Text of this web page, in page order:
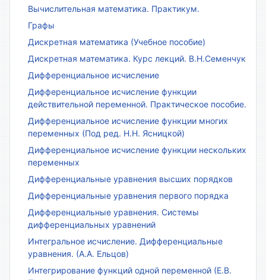
Вычислительная математика. Практикум.
Графы
Дискретная математика (Учебное пособие)
Дискретная математика. Курс лекций. В.Н.Семенчук
Дифференциальное исчисление
Дифференциальное исчисление функции
действительной переменной. Практическое пособие.
Дифференциальное исчисление функции многих
переменных (Под ред. Н.Н. Ясницкой)
Дифференциальное исчисление функции нескольких
переменных
Дифференциальные уравнения высших порядков
Дифференциальные уравнения первого порядка
Дифференциальные уравнения. Системы
дифференциальных уравнений
Интегральное исчисление. Дифференциальные
уравнения. (А.А. Ельцов)
Интегрирование функций одной переменной (Е.В.